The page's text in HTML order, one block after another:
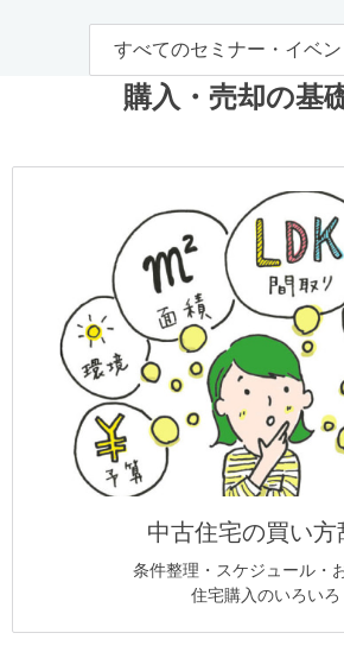
すべてのセミナー・イベ
購入・売却の基
中古住宅の買い方
条件整理・スケジュール・
住宅購入のいろいろ